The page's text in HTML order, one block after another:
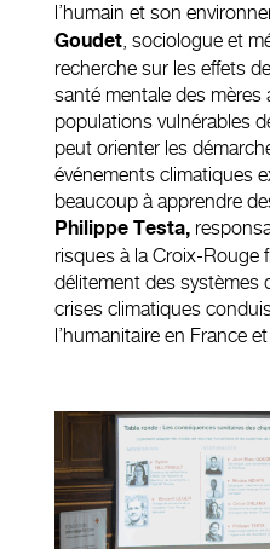
l’humain et son
Goudet, sociologue et
recherche sur les effets
santé mentale des mères
populations vulnérables
peut orienter les
événements climatiques
beaucoup à apprendre
Philippe Testa,
risques à la Croix-Rouge
délitement des systèmes
crises climatiques
l’humanitaire en France